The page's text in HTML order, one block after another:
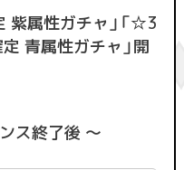
紫属性ガチャ」「☆3
青属性ガチャ」開
ス終了後 ～